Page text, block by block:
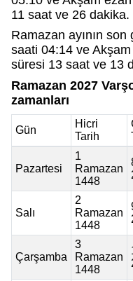
11 saat ve 26 dakika.
Ramazan ayının
saati 04:14 ve
süresi 13 saat ve 13
Ramazan 2027
zamanları
Gün
Hicri
Tarih
Pazartesi
1
Ramazan
1448
Salı
2
Ramazan
1448
Çarşamba
3
Ramazan
1448